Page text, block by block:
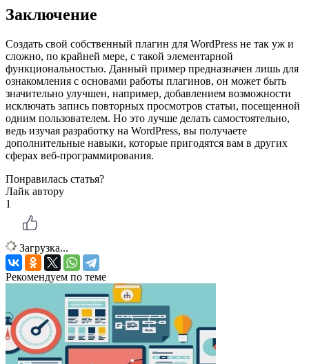
Заключение
Создать свой собственный плагин для WordPress не так уж и
сложно, по крайней мере, с такой элементарной
функциональностью. Данный пример предназначен лишь для
ознакомления с основами работы плагинов, он может быть
значительно улучшен, например, добавлением возможности
исключать запись повторных просмотров статьи, посещенной
одним пользователем. Но это лучше делать самостоятельно,
ведь изучая разработку на WordPress, вы получаете
дополнительные навыки, которые пригодятся вам в других
сферах веб-программирования.
Понравилась статья?
Лайк автору
1
Загрузка...
Рекомендуем по теме